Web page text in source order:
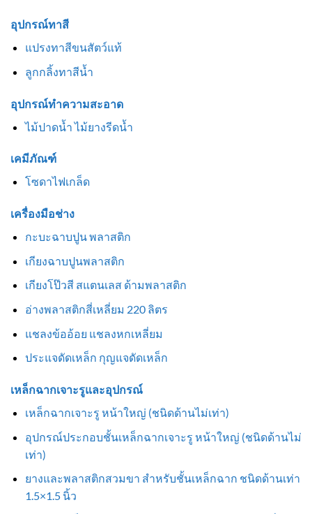
อุปกรณ์ทาสี
แปรงทาสีขนสัตว์แท้
ลูกกลิ้งทาสีน้ำ
อุปกรณ์ทำความสะอาด
ไม้ปาดน้ำ ไม้ยางรีดน้ำ
เคมีภัณฑ์
โซดาไฟเกล็ด
เครื่องมือช่าง
กะบะฉาบปูน พลาสติก
เกียงฉาบปูนพลาสติก
เกียงโป๊วสี สแตนเลส ด้ามพลาสติก
อ่างพลาสติกสี่เหลี่ยม 220 ลิตร
แชลงข้ออ้อย แชลงหกเหลี่ยม
ประแจดัดเหล็ก กุญแจดัดเหล็ก
เหล็กฉากเจาะรูและอุปกรณ์
เหล็กฉากเจาะรู หน้าใหญ่ (ชนิดด้านไม่เท่า)
อุปกรณ์ประกอบชั้นเหล็กฉากเจาะรู หน้าใหญ่ (ชนิดด้านไม่
เท่า)
ยางและพลาสติกสวมขา สำหรับชั้นเหล็กฉาก ชนิดด้านเท่า
1.5×1.5 นิ้ว